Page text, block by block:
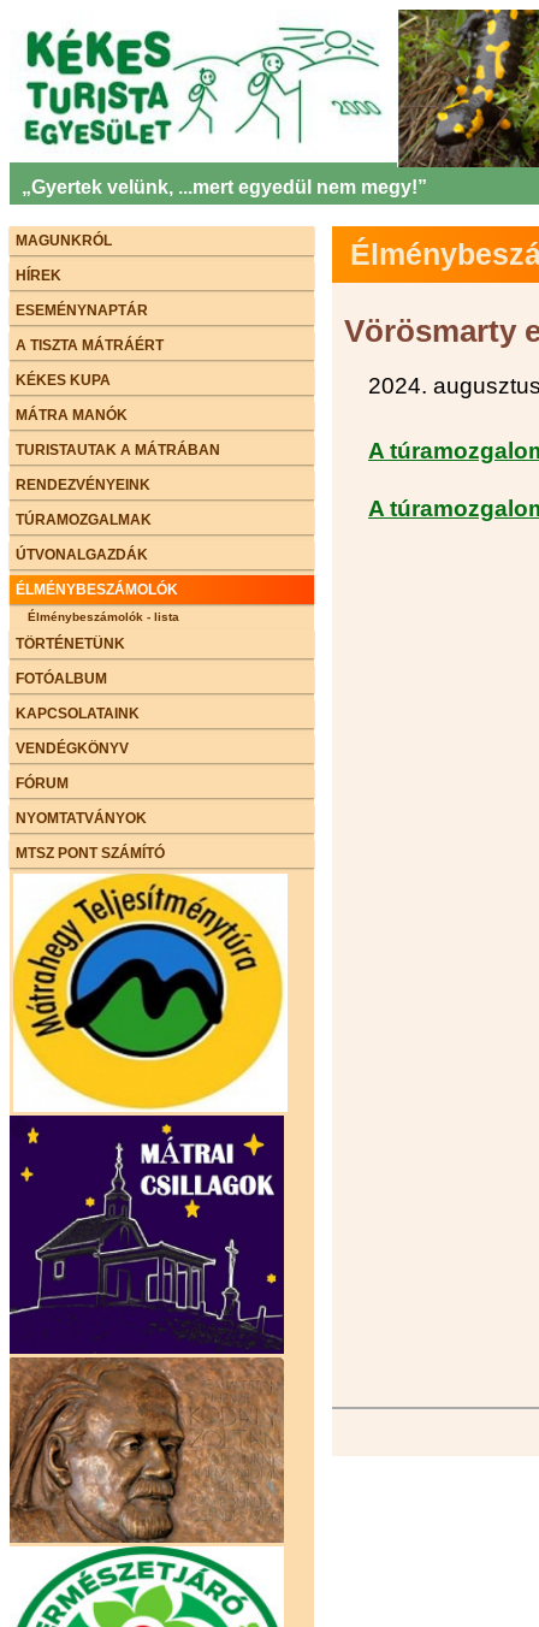
„Gyertek velünk, ...mert egyedül nem megy!”
MAGUNKRÓL
HÍREK
ESEMÉNYNAPTÁR
A TISZTA MÁTRÁÉRT
KÉKES KUPA
MÁTRA MANÓK
TURISTAUTAK A MÁTRÁBAN
RENDEZVÉNYEINK
TÚRAMOZGALMAK
ÚTVONALGAZDÁK
ÉLMÉNYBESZÁMOLÓK
Élménybeszámolók - lista
TÖRTÉNETÜNK
FOTÓALBUM
KAPCSOLATAINK
VENDÉGKÖNYV
FÓRUM
NYOMTATVÁNYOK
MTSZ PONT SZÁMÍTÓ
Vörösmarty
2024.
A
A